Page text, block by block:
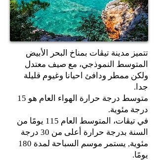
تتميز مدينة تيڤات بمناخ البحر الأبيض
المتوسط النموذجي، مع صيف معتدل
ولكن ممطر ودافئ احيانا وغيوم قليلة
جدا.
متوسط درجة حرارة الهواء العام هو 15
درجة مئوية.
في تيڤات، المتوسط العام 115 يومًا من
السنة بدرجة حرارة أعلى من 30 درجة
مئوية, يستمر موسم السباحة لمدة 180
يومًا.